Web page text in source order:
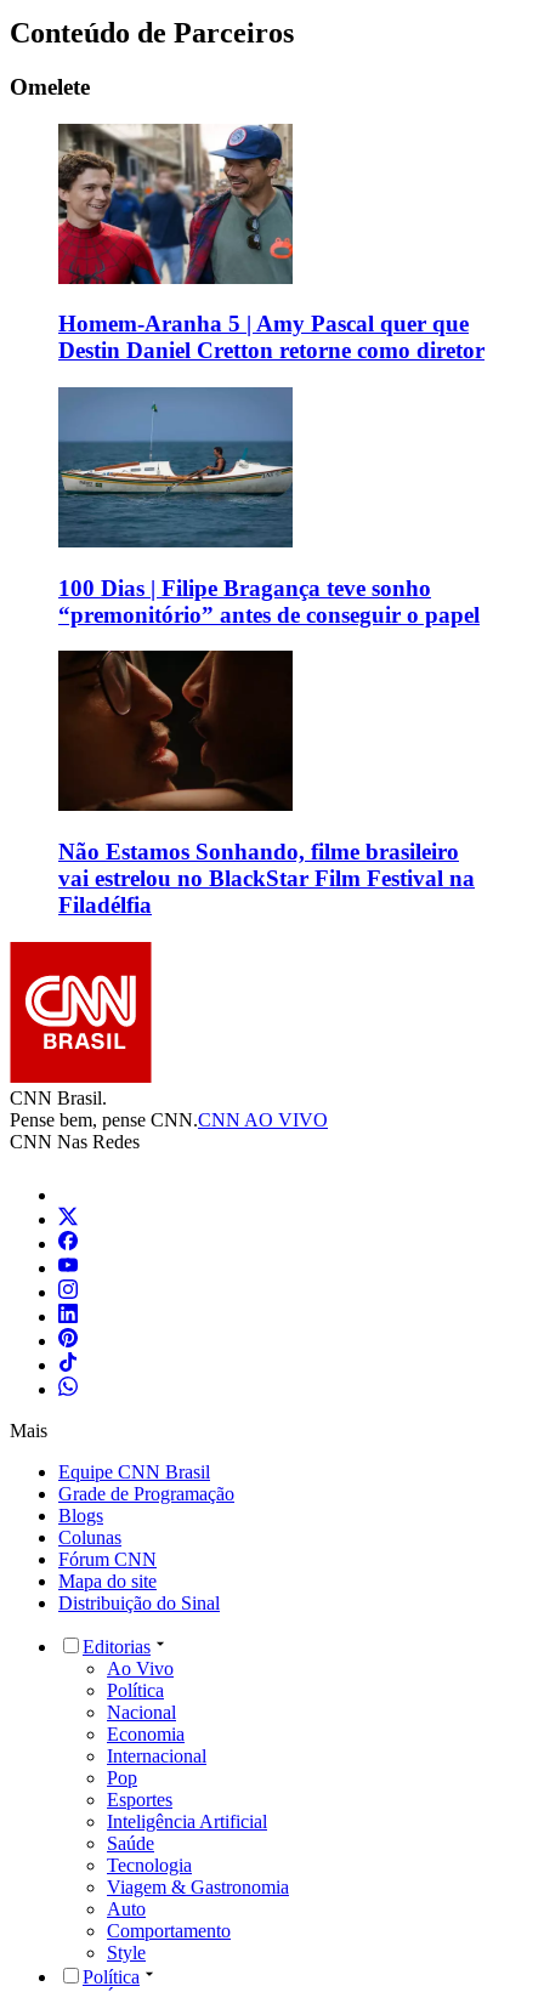
Conteúdo de Parceiros
Omelete
Homem-Aranha 5 | Amy Pascal quer que
Destin Daniel Cretton retorne como diretor
100 Dias | Filipe Bragança teve sonho
“premonitório” antes de conseguir o papel
Não Estamos Sonhando, filme brasileiro
vai estrelou no BlackStar Film Festival na
Filadélfia
CNN Brasil.
Pense bem, pense CNN.CNN AO VIVO
CNN Nas Redes
Mais
Equipe CNN Brasil
Grade de Programação
Blogs
Colunas
Fórum CNN
Mapa do site
Distribuição do Sinal
Editorias
Ao Vivo
Política
Nacional
Economia
Internacional
Pop
Esportes
Inteligência Artificial
Saúde
Tecnologia
Viagem & Gastronomia
Auto
Comportamento
Style
Política